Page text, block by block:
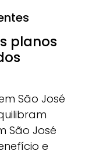
planos
São José
São José
e